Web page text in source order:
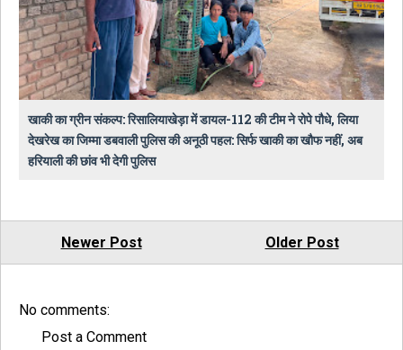
खाकी का ग्रीन संकल्प: रिसालियाखेड़ा में डायल-112 की टीम ने रोपे पौधे, लिया
देखरेख का जिम्मा डबवाली पुलिस की अनूठी पहल: सिर्फ खाकी का खौफ नहीं, अब
हरियाली की छांव भी देगी पुलिस
Newer Post Older Post
No comments:
Post a Comment